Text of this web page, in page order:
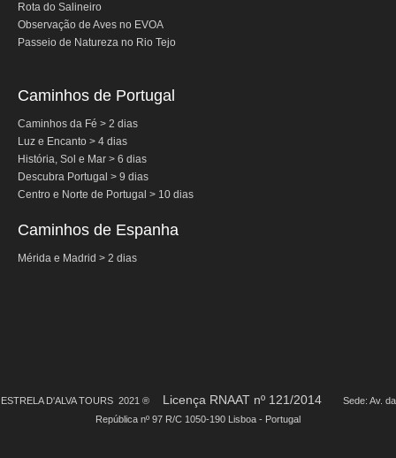
Rota do Salineiro
Observação de Aves no EVOA
Passeio de Natureza no Rio Tejo
Caminhos de Portugal
Caminhos da Fé > 2 dias
Luz e Encanto > 4 dias
História, Sol e Mar > 6 dias
Descubra Portugal > 9 dias
Centro e Norte de Portugal > 10 dias
Caminhos de Espanha
Mérida e Madrid > 2 dias
ESTRELA D'ALVA TOURS 2021 ® Licença RNAAT nº 121/2014
Sede: Av. da
República nº 97 R/C 1050-190 Lisboa - Portugal